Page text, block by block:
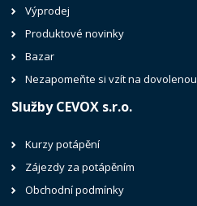
Výprodej
Produktové novinky
Bazar
Nezapomeňte si vzít na dovolenou
Služby CEVOX s.r.o.
Kurzy potápění
Zájezdy za potápěním
Obchodní podmínky